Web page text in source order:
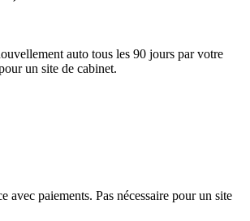
auto tous les 90 jours par votre
un site de cabinet.
avec paiements. Pas nécessaire pour un site